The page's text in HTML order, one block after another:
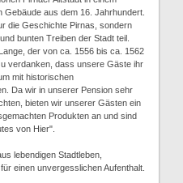
aus dem 16. Jahrhundert.
die Geschichte Pirnas, sondern
bunten Treiben der Stadt teil.
der von ca. 1556 bis ca. 1562
verdanken, dass unsere Gäste ihr
mit historischen
Da wir in unserer Pension sehr
bieten wir unserer Gästen ein
Produkten an und sind
von Hier".
lebendigen Stadtleben,
einen unvergesslichen Aufenthalt.